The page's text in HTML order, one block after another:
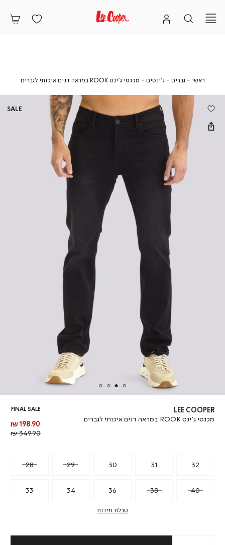
ראשי ראשי
גברים גברים
ג'ינסים ג'ינסים
מכנסי ג’ינס ROOK במראה דנים איכותי לגברים
מכנסי
ROOK
דנים
LEE COOPER
מכנסי ג’ינס ROOK במראה דנים איכותי לגברים
FINAL SALE
מחיר
מוצר
198.90 ₪
349.90 ₪
28 29 30 31 32
33 34 36 38 40
טבלת מידות
SALE